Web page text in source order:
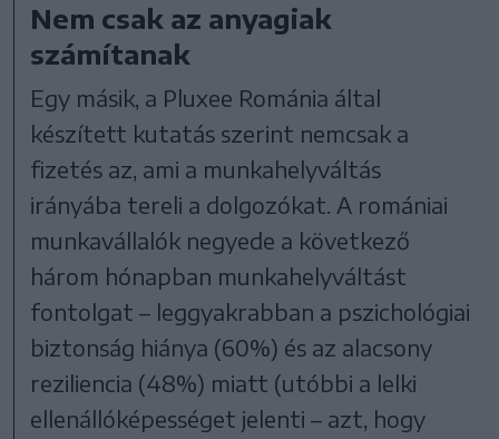
Nem csak az anyagiak
számítanak
Egy másik, a Pluxee Románia által
készített kutatás szerint nemcsak a
fizetés az, ami a munkahelyváltás
irányába tereli a dolgozókat. A romániai
munkavállalók negyede a következő
három hónapban munkahelyváltást
fontolgat – leggyakrabban a pszichológiai
biztonság hiánya (60%) és az alacsony
reziliencia (48%) miatt (utóbbi a lelki
ellenállóképességet jelenti – azt, hogy